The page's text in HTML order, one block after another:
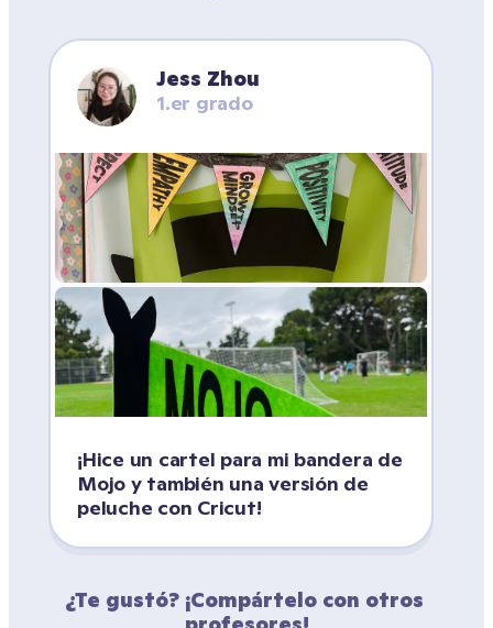
Jess Zhou
1.er grado
¡Hice un cartel para mi bandera de
Mojo y también una versión de
peluche con Cricut!
¿Te gustó? ¡Compártelo con otros